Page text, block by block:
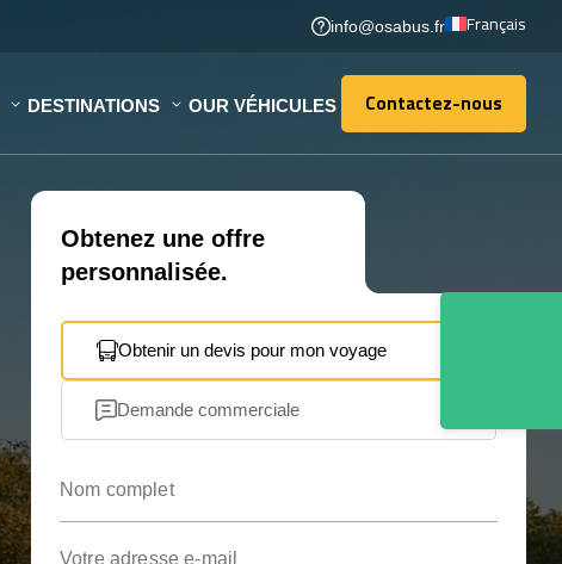
info@osabus.fr Français
DESTINATIONS OUR VÉHICULES Contactez-nous
Contactez-nous
Obtenez une offre
personnalisée.
Obtenir un devis pour mon voyage
Demande commerciale